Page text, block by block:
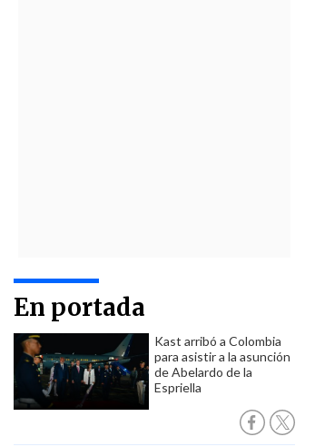
En portada
Kast arribó a Colombia
para asistir a la asunción
de Abelardo de la
Espriella